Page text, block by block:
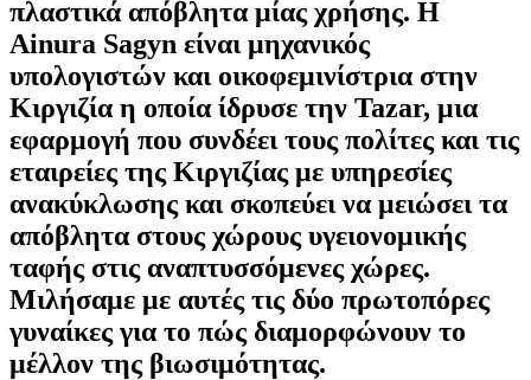
πλαστικά απόβλητα μίας χρήσης. H
Ainura Sagyn είναι μηχανικός
υπολογιστών και οικοφεμινίστρια στην
Κιργιζία η οποία ίδρυσε την Tazar, μια
εφαρμογή που συνδέει τους πολίτες και τις
εταιρείες της Κιργιζίας με υπηρεσίες
ανακύκλωσης και σκοπεύει να μειώσει τα
απόβλητα στους χώρους υγειονομικής
ταφής στις αναπτυσσόμενες χώρες.
Μιλήσαμε με αυτές τις δύο πρωτοπόρες
γυναίκες για το πώς διαμορφώνουν το
μέλλον της βιωσιμότητας.